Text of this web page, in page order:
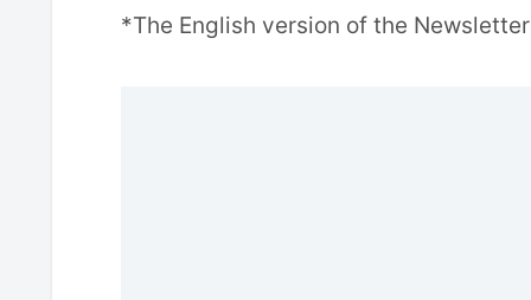
*The English version of the